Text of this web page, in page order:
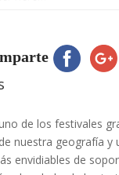
de los festivales
nuestra geografía y
envidiables de